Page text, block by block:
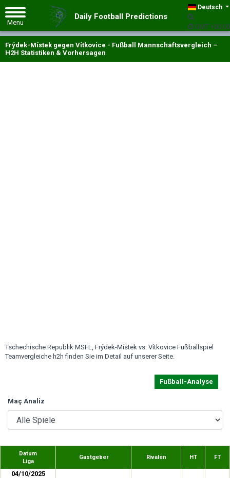
Deutsch
GMT +00:00
Daily Football Predictions
Frýdek-Místek gegen Vítkovice - Fußball Mannschaftsvergleich –
H2H Statistiken & Vorhersagen
Tschechische Republik MSFL, Frýdek-Místek vs. Vítkovice Fußballspiel
Teamvergleiche h2h finden Sie im Detail auf unserer Seite.
Fußball-Analyse
Maç Analiz
Datum
Liga
Gastgeber Rivalen HT FT
04/10/2025